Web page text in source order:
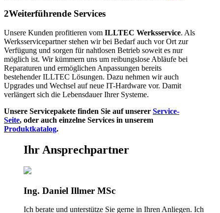
2Weiterführende Services
Unsere Kunden profitieren vom ILLTEC Werksservice. Als
Werksservicepartner stehen wir bei Bedarf auch vor Ort zur
Verfügung und sorgen für nahtlosen Betrieb soweit es nur
möglich ist. Wir kümmern uns um reibungslose Abläufe bei
Reparaturen und ermöglichen Anpassungen bereits
bestehender ILLTEC Lösungen. Dazu nehmen wir auch
Upgrades und Wechsel auf neue IT-Hardware vor. Damit
verlängert sich die LebensdauerIhrer Systeme.
Unsere Servicepakete finden Sie auf unserer Service-
Seite, oder auch einzelne Services in unserem
Produktkatalog.
Ihr Ansprechpartner
Ing. Daniel Illmer MSc
Ich berate und unterstütze Sie gerne in Ihren Anliegen. Ich